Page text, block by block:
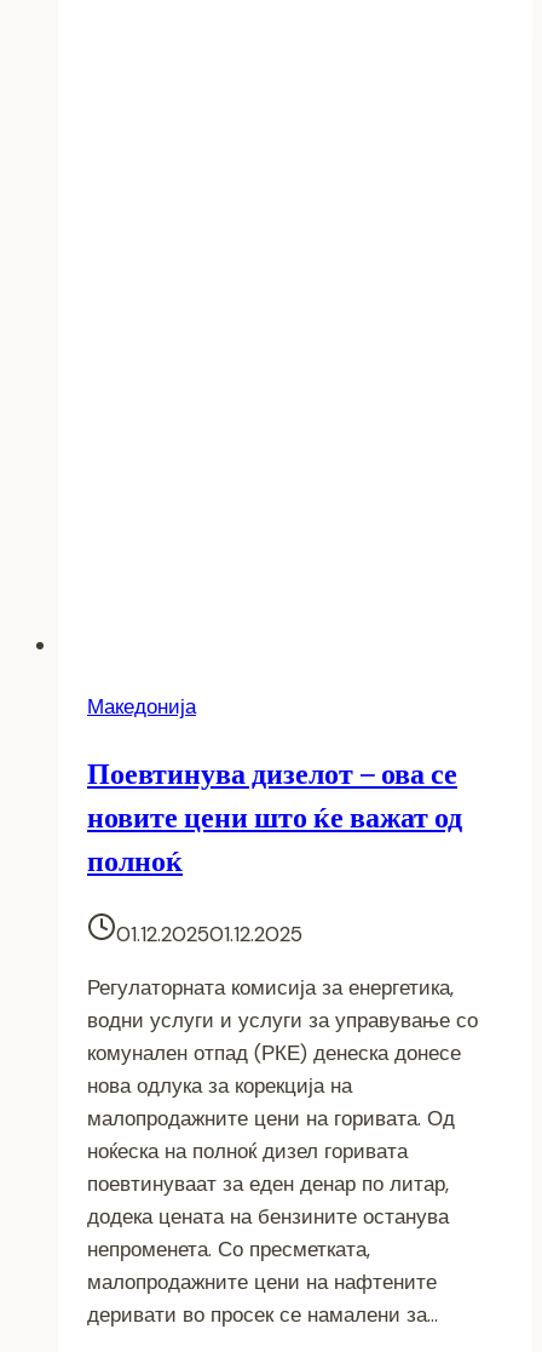
Македонија
Поевтинува дизелот – ова се
новите цени што ќе важат од
полноќ
01.12.202501.12.2025
Регулаторната комисија за енергетика,
водни услуги и услуги за управување со
комунален отпад (РКЕ) денеска донесе
нова одлука за корекција на
малопродажните цени на горивата. Од
ноќеска на полноќ дизел горивата
поевтинуваат за еден денар по литар,
додека цената на бензините останува
непроменета. Со пресметката,
малопродажните цени на нафтените
деривати во просек се намалени за…